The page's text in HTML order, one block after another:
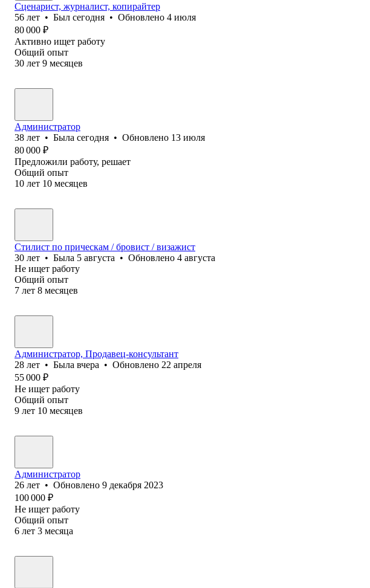
Сценарист, журналист, копирайтер
56 лет • Был сегодня • Обновлено 4 июля
80 000 ₽
Активно ищет работу
Общий опыт
30 лет 9 месяцев
Администратор
38 лет • Была сегодня • Обновлено 13 июля
80 000 ₽
Предложили работу, решает
Общий опыт
10 лет 10 месяцев
Стилист по прическам / бровист / визажист
30 лет • Была 5 августа • Обновлено 4 августа
Не ищет работу
Общий опыт
7 лет 8 месяцев
Администратор, Продавец-консультант
28 лет • Была вчера • Обновлено 22 апреля
55 000 ₽
Не ищет работу
Общий опыт
9 лет 10 месяцев
Администратор
26 лет • Обновлено 9 декабря 2023
100 000 ₽
Не ищет работу
Общий опыт
6 лет 3 месяца